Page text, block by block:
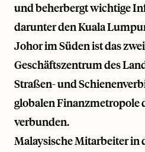
und beherbergt wichtige
darunter den Kuala
Johor im Süden ist das
Geschäftszentrum des
Straßen- und
globalen Finanzmetropole
verbunden.
Malaysische Mitarbeiter in